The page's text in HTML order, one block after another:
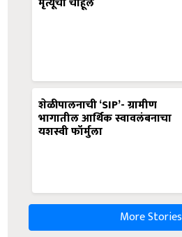
शेळीपालनाची ‘SIP’- ग्रामीण
भागातील आर्थिक स्वावलंबनाचा
यशस्वी फॉर्मुला
More Stories